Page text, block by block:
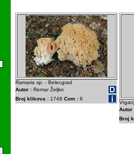
Ramaria sp. - Belecgrad
Autor : Remar Željko
Broj klikova : 1748 Com : 6
Autor
Broj